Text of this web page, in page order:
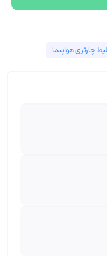
چارتری هواپیما